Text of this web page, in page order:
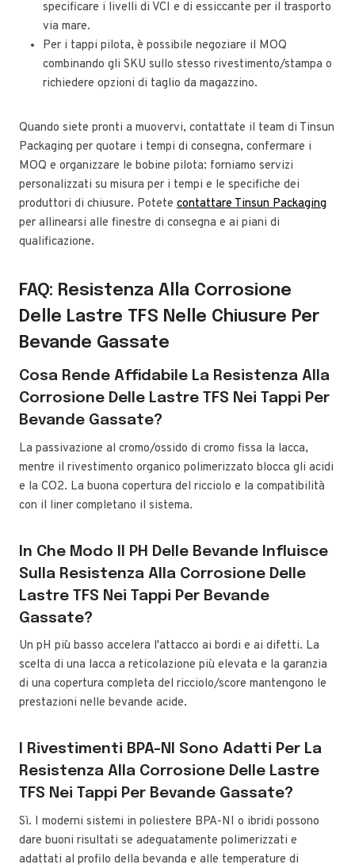
specificare i livelli di VCI e di essiccante per il trasporto
via mare.
Per i tappi pilota, è possibile negoziare il MOQ
combinando gli SKU sullo stesso rivestimento/stampa o
richiedere opzioni di taglio da magazzino.
Quando siete pronti a muovervi, contattate il team di Tinsun
Packaging per quotare i tempi di consegna, confermare i
MOQ e organizzare le bobine pilota: forniamo servizi
personalizzati su misura per i tempi e le specifiche dei
produttori di chiusure. Potete contattare Tinsun Packaging
per allinearsi alle finestre di consegna e ai piani di
qualificazione.
FAQ: Resistenza Alla Corrosione
Delle Lastre TFS Nelle Chiusure Per
Bevande Gassate
Cosa Rende Affidabile La Resistenza Alla
Corrosione Delle Lastre TFS Nei Tappi Per
Bevande Gassate?
La passivazione al cromo/ossido di cromo fissa la lacca,
mentre il rivestimento organico polimerizzato blocca gli acidi
e la CO2. La buona copertura del ricciolo e la compatibilità
con il liner completano il sistema.
In Che Modo Il PH Delle Bevande Influisce
Sulla Resistenza Alla Corrosione Delle
Lastre TFS Nei Tappi Per Bevande
Gassate?
Un pH più basso accelera l'attacco ai bordi e ai difetti. La
scelta di una lacca a reticolazione più elevata e la garanzia
di una copertura completa del ricciolo/score mantengono le
prestazioni nelle bevande acide.
I Rivestimenti BPA-NI Sono Adatti Per La
Resistenza Alla Corrosione Delle Lastre
TFS Nei Tappi Per Bevande Gassate?
Sì. I moderni sistemi in poliestere BPA-NI o ibridi possono
dare buoni risultati se adeguatamente polimerizzati e
adattati al profilo della bevanda e alle temperature di